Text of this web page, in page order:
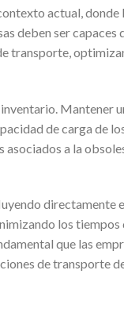
actual,
deben ser capaces
transporte,
Mantener
de carga de
a la
directamente
los tiempos
que las
de transporte